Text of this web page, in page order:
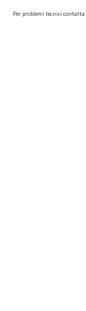
Per problemi tecnici contatta